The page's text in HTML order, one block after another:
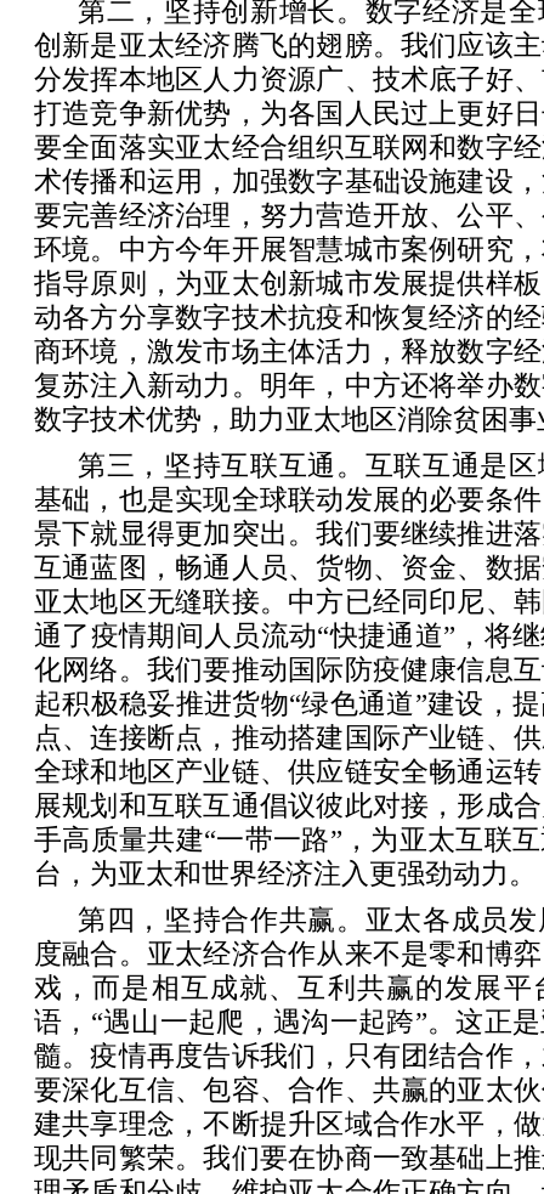
第二，坚持创新增长。数字经济是
创新是亚太经济腾飞的翅膀。我们应该
分发挥本地区人力资源广、技术底子好
打造竞争新优势，为各国人民过上更好
要全面落实亚太经合组织互联网和数字
术传播和运用，加强数字基础设施建设
要完善经济治理，努力营造开放、公平
环境。中方今年开展智慧城市案例研究
指导原则，为亚太创新城市发展提供样
动各方分享数字技术抗疫和恢复经济的
商环境，激发市场主体活力，释放数字
复苏注入新动力。明年，中方还将举办
数字技术优势，助力亚太地区消除贫困事
第三，坚持互联互通。互联互通是
基础，也是实现全球联动发展的必要条
景下就显得更加突出。我们要继续推进
互通蓝图，畅通人员、货物、资金、数
亚太地区无缝联接。中方已经同印尼、
通了疫情期间人员流动“快捷通道”，将
化网络。我们要推动国际防疫健康信息
起积极稳妥推进货物“绿色通道”建设，
点、连接断点，推动搭建国际产业链、
全球和地区产业链、供应链安全畅通运
展规划和互联互通倡议彼此对接，形成
手高质量共建“一带一路”，为亚太互联
台，为亚太和世界经济注入更强劲动力。
第四，坚持合作共赢。亚太各成员
度融合。亚太经济合作从来不是零和博
戏，而是相互成就、互利共赢的发展平
语，“遇山一起爬，遇沟一起跨”。这正
髓。疫情再度告诉我们，只有团结合作
要深化互信、包容、合作、共赢的亚太
建共享理念，不断提升区域合作水平，
现共同繁荣。我们要在协商一致基础上